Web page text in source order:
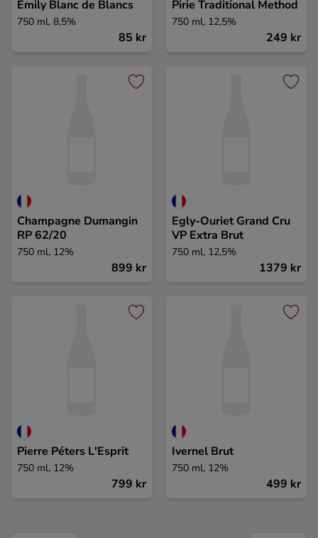
Emily Blanc de Blancs
750 ml, 8,5%
85 kr
Pirie Traditional Method
750 ml, 12,5%
249 kr
Champagne Dumangin
RP 62/20
750 ml, 12%
899 kr
Egly-Ouriet Grand Cru
VP Extra Brut
750 ml, 12,5%
1379 kr
Pierre Péters L'Esprit
750 ml, 12%
799 kr
Ivernel Brut
750 ml, 12%
499 kr